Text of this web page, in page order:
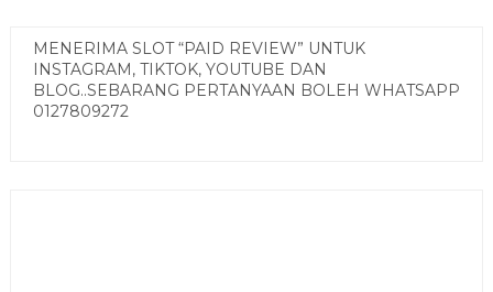
MENERIMA SLOT “PAID REVIEW” UNTUK
INSTAGRAM, TIKTOK, YOUTUBE DAN
BLOG..SEBARANG PERTANYAAN BOLEH WHATSAPP
0127809272